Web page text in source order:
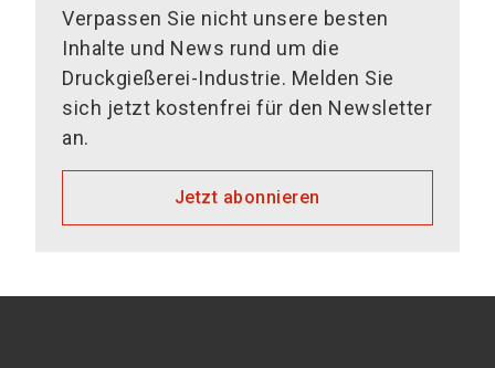
Verpassen Sie nicht unsere besten
Inhalte und News rund um die
Druckgießerei-Industrie. Melden Sie
sich jetzt kostenfrei für den Newsletter
an.
Jetzt abonnieren